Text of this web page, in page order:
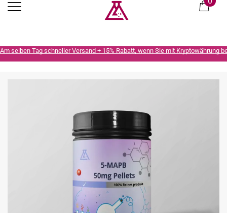
Am selben Tag schneller Versand + 15% Rabatt, wenn Sie mit Kryptowährung